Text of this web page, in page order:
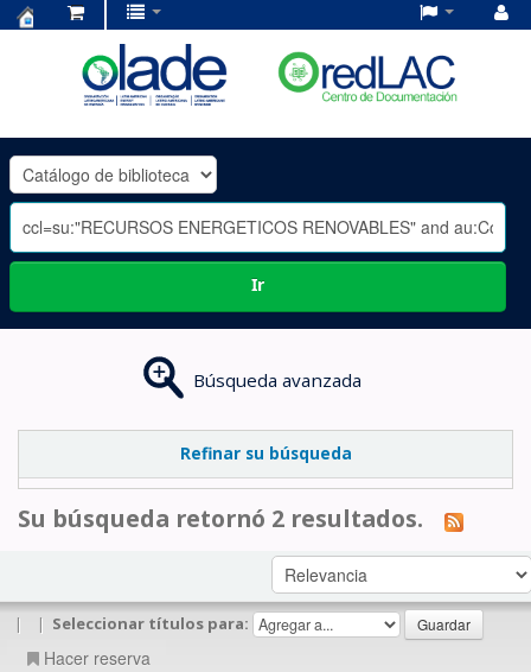
OLADE
-
Ir
Búsqueda avanzada
Refinar su búsqueda
Su búsqueda retornó 2 resultados.
| | Seleccionar títulos para:
Hacer reserva